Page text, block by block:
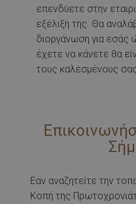
επενδύετε στην
εξέλιξή της. Θα
διοργάνωση για
έχετε να κάνετε θα
τους καλεσμένους
Εαν αναζητείτε την
Κοπή της